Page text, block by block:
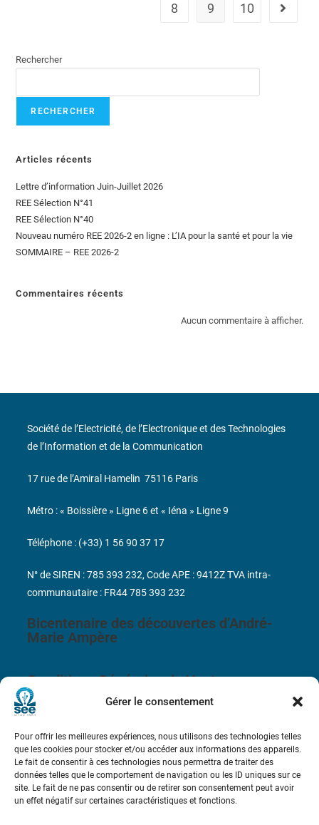
Gérer le consentement
Pour offrir les meilleures expériences, nous utilisons des technologies telles
que les cookies pour stocker et/ou accéder aux informations des appareils.
Le fait de consentir à ces technologies nous permettra de traiter des
données telles que le comportement de navigation ou les ID uniques sur ce
site. Le fait de ne pas consentir ou de retirer son consentement peut avoir
un effet négatif sur certaines caractéristiques et fonctions.
8
9 10
Rechercher
RECHERCHER
Articles récents
Lettre d’information Juin-Juillet 2026
REE Sélection N°41
REE Sélection N°40
Nouveau numéro REE 2026-2 en ligne : L’IA pour la santé et pour la vie
SOMMAIRE – REE 2026-2
Commentaires récents
Aucun commentaire à afficher.
Bicentenaire des découvertes d’André-
Marie Ampère
Conditions Générales de Vente
Contact
Société de l’Electricité, de l’Electronique et des Technologies
de l’Information et de la Communication
17 rue de l’Amiral Hamelin 75116 Paris
Métro : « Boissière » Ligne 6 et « Iéna » Ligne 9
Téléphone : (+33) 1 56 90 37 17
N° de SIREN : 785 393 232, Code APE : 9412Z TVA intra-
communautaire : FR44 785 393 232